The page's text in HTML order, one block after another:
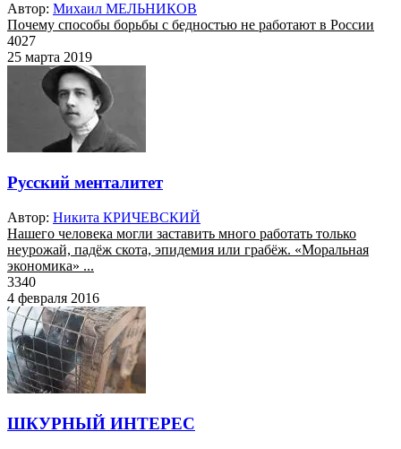
Автор: Михаил МЕЛЬНИКОВ
Почему способы борьбы с бедностью не работают в России
4027
25 марта 2019
Русский менталитет
Автор: Никита КРИЧЕВСКИЙ
Нашего человека могли заставить много работать только
неурожай, падёж скота, эпидемия или грабёж. «Моральная
экономика» ...
3340
4 февраля 2016
ШКУРНЫЙ ИНТЕРЕС